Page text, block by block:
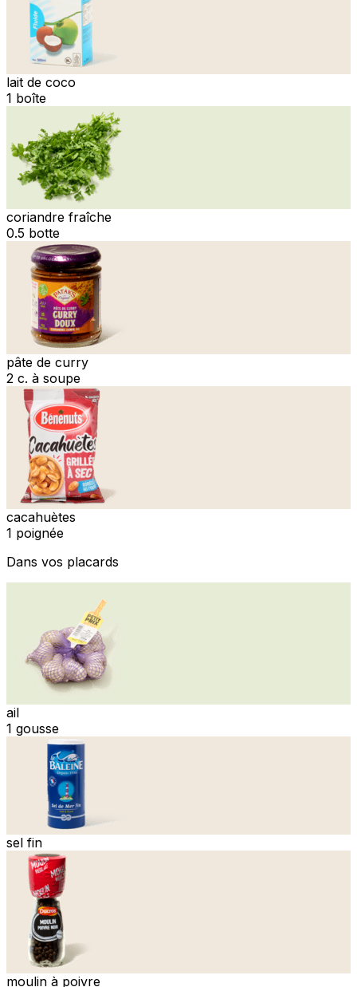
lait de coco
1 boîte
coriandre fraîche
0.5 botte
pâte de curry
2 c. à soupe
cacahuètes
1 poignée
Dans vos placards
ail
1 gousse
sel fin
moulin à poivre